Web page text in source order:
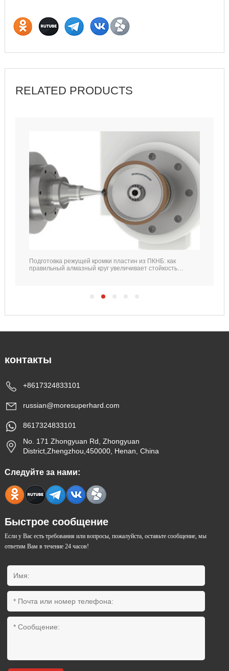
RELATED PRODUCTS
Подготовка режущей кромки пластин из ПКНБ: как
правильный алмазный круг увеличивает стойкость
контакты
+8617324833101
russian@moresuperhard.com
8617324833101
No. 171 Zhongyuan Rd, Zhongyuan
District,Zhengzhou,450000, Henan, China
Следуйте за нами:
Быстрое сообщение
Если у Вас есть требования или вопросы, пожалуйста, оставьте сообщение, мы
ответим Вам в течение 24 часов!